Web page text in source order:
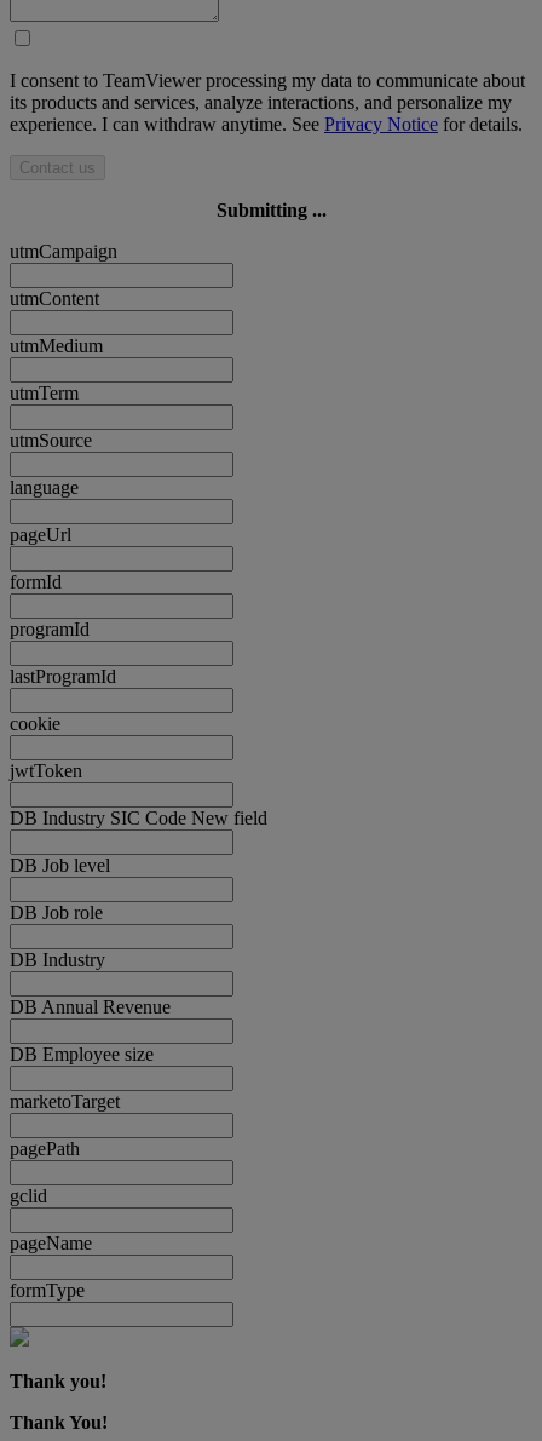
I consent to TeamViewer processing my data to communicate about
its products and services, analyze interactions, and personalize my
experience. I can withdraw anytime. See Privacy Notice for details.
Contact us
Submitting ...
utmCampaign
utmContent
utmMedium
utmTerm
utmSource
language
pageUrl
formId
programId
lastProgramId
cookie
jwtToken
DB Industry SIC Code New field
DB Job level
DB Job role
DB Industry
DB Annual Revenue
DB Employee size
marketoTarget
pagePath
gclid
pageName
formType
Thank you!
Thank You!